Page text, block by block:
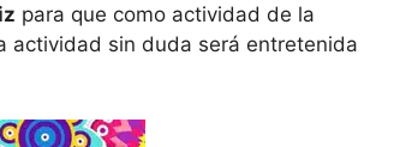
para que como actividad de la
actividad sin duda será entretenida